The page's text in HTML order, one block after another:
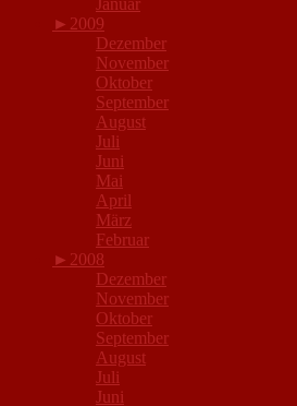
Januar
► 2009
Dezember
November
Oktober
September
August
Juli
Juni
Mai
April
März
Februar
► 2008
Dezember
November
Oktober
September
August
Juli
Juni